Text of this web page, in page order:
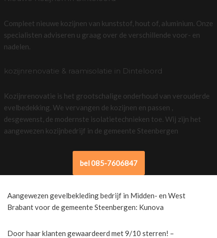
Compleet nieuwe kozijnen van kunststof, hout of, aluminium. Onze
specialisten adviseren u graag over de verschillende voor- en
nadelen.
kozijnrenovatie & raamisolatie in Dinteloord
Kozijnrenovatie is het grootschalige onderhoud van verouderde
evelbedekking. We vervangen de kozijnen en passen ,
desgewenst, de modernste isolatietechnieken toe. Wij zijn het
aangewezen kozijnbedrijf in de gemeente Steenbergen
bel 085-7606847
Aangewezen gevelbekleding bedrijf in Midden- en West
Brabant voor de gemeente Steenbergen: Kunova
Door haar klanten gewaardeerd met 9/10 sterren! –